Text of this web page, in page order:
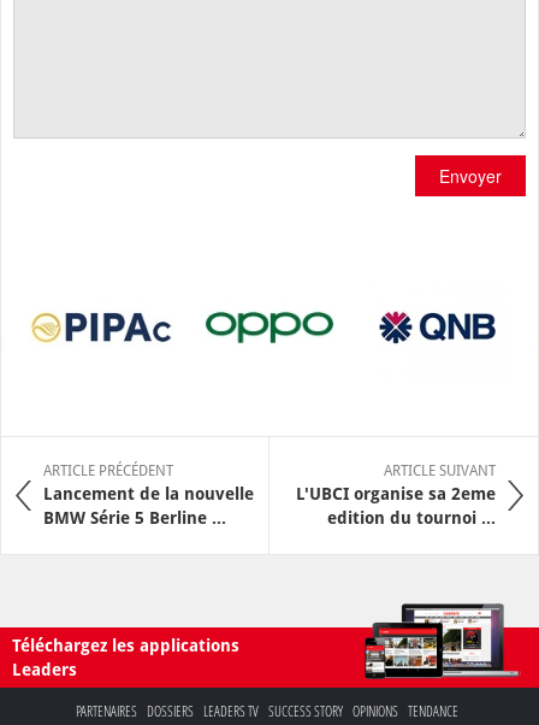
Envoyer
ARTICLE PRÉCÉDENT
Lancement de la nouvelle
BMW Série 5 Berline ...
ARTICLE SUIVANT
L'UBCI organise sa 2eme
edition du tournoi ...
Téléchargez les applications
Leaders
PARTENAIRES DOSSIERS LEADERS TV SUCCESS STORY OPINIONS TENDANCE